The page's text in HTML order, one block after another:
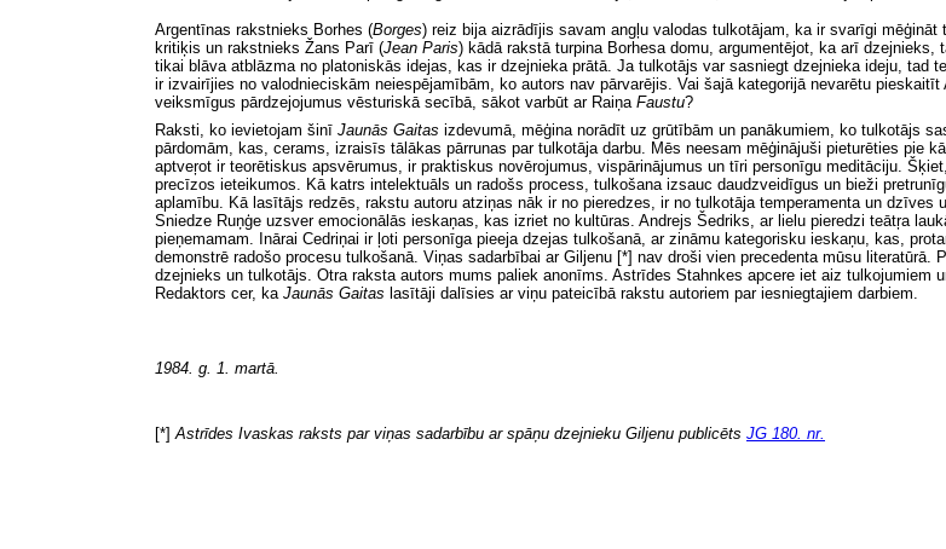
Argentīnas rakstnieks Borhes (Borges) reiz bija aizrādījis savam angļu valodas tulkotājam, ka ir svarīgi
kritiķis un rakstnieks Žans Parī (Jean Paris) kādā rakstā turpina Borhesa domu, argumentējot, ka arī
tikai blāva atblāzma no platoniskās idejas, kas ir dzejnieka prātā. Ja tulkotājs var sasniegt dzejnieka ideju, tad
ir izvairījies no valodnieciskām neiespējamībām, ko autors nav pārvarējis. Vai šajā kategorijā nevarētu
veiksmīgus pārdzejojumus vēsturiskā secībā, sākot varbūt ar Raiņa Faustu?
Raksti, ko ievietojam šinī Jaunās Gaitas izdevumā, mēģina norādīt uz grūtībām un panākumiem, ko tulkotājs
pārdomām, kas, cerams, izraisīs tālākas pārrunas par tulkotāja darbu. Mēs neesam mēģinājuši pieturēties pie
aptveŗot ir teorētiskus apsvērumus, ir praktiskus novērojumus, vispārinājumus un tīri personīgu meditāciju.
precīzos ieteikumos. Kā katrs intelektuāls un radošs process, tulkošana izsauc daudzveidīgus un bieži
aplamību. Kā lasītājs redzēs, rakstu autoru atziņas nāk ir no pieredzes, ir no tulkotāja temperamenta un
Sniedze Ruņģe uzsver emocionālās ieskaņas, kas izriet no kultūras. Andrejs Šedriks, ar lielu pieredzi teātŗa
pieņemamam. Inārai Cedriņai ir ļoti personīga pieeja dzejas tulkošanā, ar zināmu kategorisku ieskaņu, kas,
demonstrē radošo procesu tulkošanā. Viņas sadarbībai ar Giljenu [*] nav droši vien precedenta mūsu
dzejnieks un tulkotājs. Otra raksta autors mums paliek anonīms. Astrīdes Stahnkes apcere iet aiz tulkojumiem
Redaktors cer, ka Jaunās Gaitas lasītāji dalīsies ar viņu pateicībā rakstu autoriem par iesniegtajiem darbiem.
1984. g. 1. martā.
[*] Astrīdes Ivaskas raksts par viņas sadarbību ar spāņu dzejnieku Giljenu publicēts JG 180. nr.